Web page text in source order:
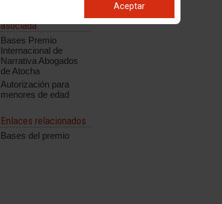
Aceptar
asociada
Bases Premio
Internacional de
Narrativa Abogados
de Atocha
Autorización para
menores de edad
Enlaces relacionados
Bases del premio